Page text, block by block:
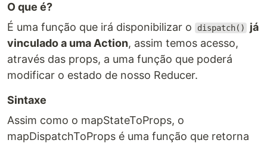
O que é?
É uma função que irá disponibilizar o
dispatch()
já
vinculado a uma Action, assim temos acesso,
através das props, a uma função que poderá
modificar o estado de nosso Reducer.
Sintaxe
Assim como o mapStateToProps, o
mapDispatchToProps é uma função que retorna